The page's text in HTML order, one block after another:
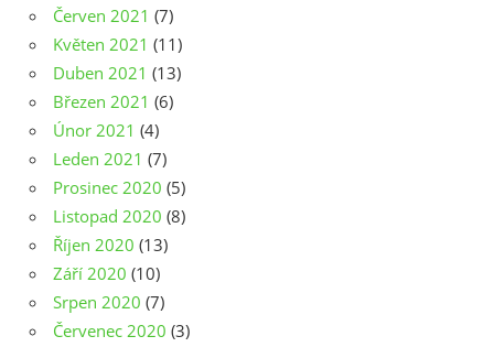
Červen 2021 (7)
Květen 2021 (11)
Duben 2021 (13)
Březen 2021 (6)
Únor 2021 (4)
Leden 2021 (7)
Prosinec 2020 (5)
Listopad 2020 (8)
Říjen 2020 (13)
Září 2020 (10)
Srpen 2020 (7)
Červenec 2020 (3)